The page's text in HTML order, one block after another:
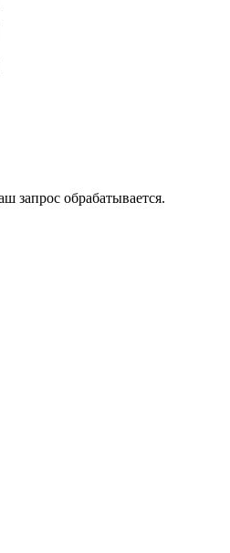
запрос обрабатывается.